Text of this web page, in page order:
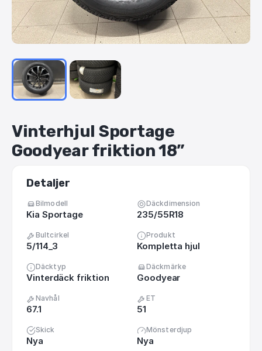
Vinterhjul Sportage
Goodyear friktion18”
Detaljer
Bilmodell
Kia Sportage
Däckdimension
235/55R18
Bultcirkel
5/114_3
Produkt
Kompletta hjul
Däcktyp
Vinterdäck friktion
Däckmärke
Goodyear
Navhål
67.1
ET
51
Skick
Nya
Mönsterdjup
Nya